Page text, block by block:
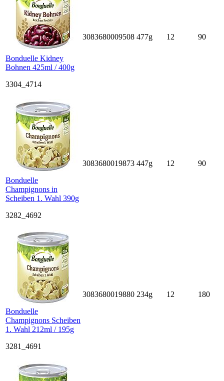
Bonduelle Kidney
Bohnen 425ml / 400g
3304_4714
3083680009508 477g 12 90
Bonduelle
Champignons in
Scheiben 1. Wahl 390g
3282_4692
3083680019873 447g 12 90
Bonduelle
Champignons Scheiben
1. Wahl 212ml / 195g
3281_4691
3083680019880 234g 12 180